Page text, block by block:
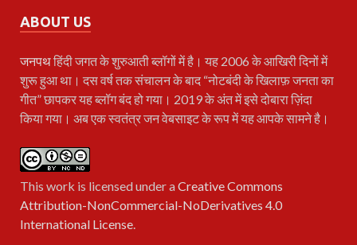
ABOUT US
जनपथहिंदी जगत के शुरुआती ब्लॉगों में है। यह 2006 के आखिरी दिनों में
शुरू हुआ था। दस वर्ष तक संचालन के बाद “नोटबंदी के खिलाफ़ जनता का
गीत” छापकर यह ब्लॉग बंद हो गया। 2019 के अंत में इसे दोबारा ज़िंदा
किया गया। अब एक स्वतंत्र जन वेबसाइट के रूप में यह आपके सामने है।
This work is licensed under aCreative Commons
Attribution-NonCommercial-NoDerivatives 4.0
International License